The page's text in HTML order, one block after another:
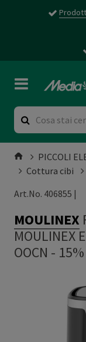
PICCOLI
Cottura cibi
Art.No. 406855 |
MOULINEX
MOULINEX
OOCN - 15%